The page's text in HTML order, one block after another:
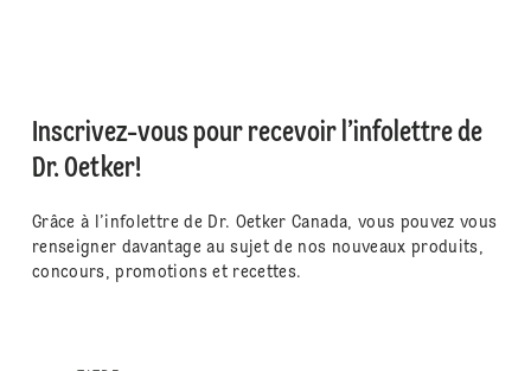
Inscrivez-vous pour recevoir l’infolettre de
Dr. Oetker!
Grâce à l’infolettre de Dr. Oetker Canada, vous pouvez vous
renseigner davantage au sujet de nos nouveaux produits,
concours, promotions et recettes.